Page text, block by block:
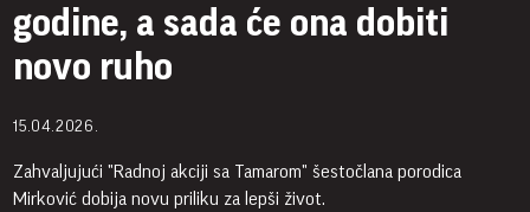
godine, a sada će ona dobiti
novo ruho
15.04.2026.
Zahvaljujući "Radnoj akciji sa Tamarom" šestočlana porodica
Mirković dobija novu priliku za lepši život.